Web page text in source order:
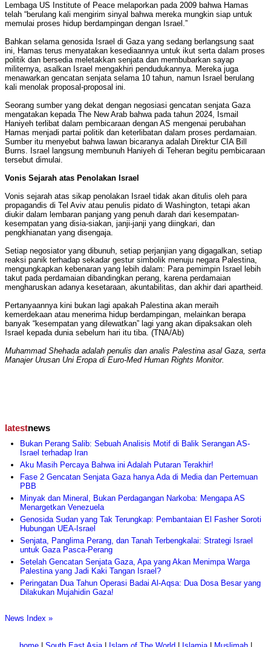
Lembaga US Institute of Peace melaporkan pada 2009 bahwa Hamas
telah “berulang kali mengirim sinyal bahwa mereka mungkin siap untuk
memulai proses hidup berdampingan dengan Israel.”
Bahkan selama genosida Israel di Gaza yang sedang berlangsung saat
ini, Hamas terus menyatakan kesediaannya untuk ikut serta dalam proses
politik dan bersedia meletakkan senjata dan membubarkan sayap
militernya, asalkan Israel mengakhiri pendudukannya. Mereka juga
menawarkan gencatan senjata selama 10 tahun, namun Israel berulang
kali menolak proposal-proposal ini.
Seorang sumber yang dekat dengan negosiasi gencatan senjata Gaza
mengatakan kepada The New Arab bahwa pada tahun 2024, Ismail
Haniyeh terlibat dalam pembicaraan dengan AS mengenai perubahan
Hamas menjadi partai politik dan keterlibatan dalam proses perdamaian.
Sumber itu menyebut bahwa lawan bicaranya adalah Direktur CIA Bill
Burns. Israel langsung membunuh Haniyeh di Teheran begitu pembicaraan
tersebut dimulai.
Vonis Sejarah atas Penolakan Israel
Vonis sejarah atas sikap penolakan Israel tidak akan ditulis oleh para
propagandis di Tel Aviv atau penulis pidato di Washington, tetapi akan
diukir dalam lembaran panjang yang penuh darah dari kesempatan-
kesempatan yang disia-siakan, janji-janji yang diingkari, dan
pengkhianatan yang disengaja.
Setiap negosiator yang dibunuh, setiap perjanjian yang digagalkan, setiap
reaksi panik terhadap sekadar gestur simbolik menuju negara Palestina,
mengungkapkan kebenaran yang lebih dalam: Para pemimpin Israel lebih
takut pada perdamaian dibandingkan perang, karena perdamaian
mengharuskan adanya kesetaraan, akuntabilitas, dan akhir dari apartheid.
Pertanyaannya kini bukan lagi apakah Palestina akan meraih
kemerdekaan atau menerima hidup berdampingan, melainkan berapa
banyak “kesempatan yang dilewatkan” lagi yang akan dipaksakan oleh
Israel kepada dunia sebelum hari itu tiba. (TNA/Ab)
Muhammad Shehada adalah penulis dan analis Palestina asal Gaza, serta
Manajer Urusan Uni Eropa di Euro-Med Human Rights Monitor.
latestnews
Bukan Perang Salib: Sebuah Analisis Motif di Balik Serangan AS-
Israel terhadap Iran
Aku Masih Percaya Bahwa ini Adalah Putaran Terakhir!
Fase 2 Gencatan Senjata Gaza hanya Ada di Media dan Pertemuan
PBB
Minyak dan Mineral, Bukan Perdagangan Narkoba: Mengapa AS
Menargetkan Venezuela
Genosida Sudan yang Tak Terungkap: Pembantaian El Fasher Soroti
Hubungan UEA-Israel
Senjata, Panglima Perang, dan Tanah Terbengkalai: Strategi Israel
untuk Gaza Pasca-Perang
Setelah Gencatan Senjata Gaza, Apa yang Akan Menimpa Warga
Palestina yang Jadi Kaki Tangan Israel?
Peringatan Dua Tahun Operasi Badai Al-Aqsa: Dua Dosa Besar yang
Dilakukan Mujahidin Gaza!
News Index »